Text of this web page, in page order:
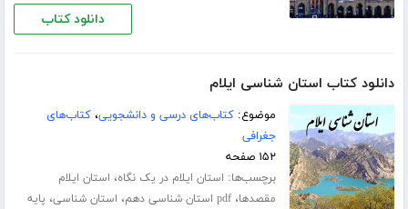
دانلود کتاب
دانلود کتاب استان شناسی ایلام
موضوع:کتاب‌های درسی و دانشجویی،کتاب‌های
جغرافی
۱۵۲ صفحه
برچسب‌ها: استان ایلام در یک نگاه، استان ایلام
مقصدها،pdf استان شناسی دهم ، استان شناسی، پایه